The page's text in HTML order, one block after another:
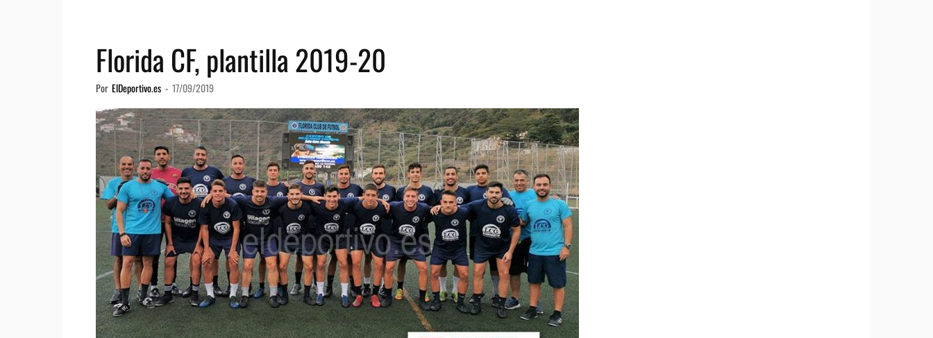
Florida CF, plantilla 2019-20
Por ElDeportivo.es - 17/09/2019